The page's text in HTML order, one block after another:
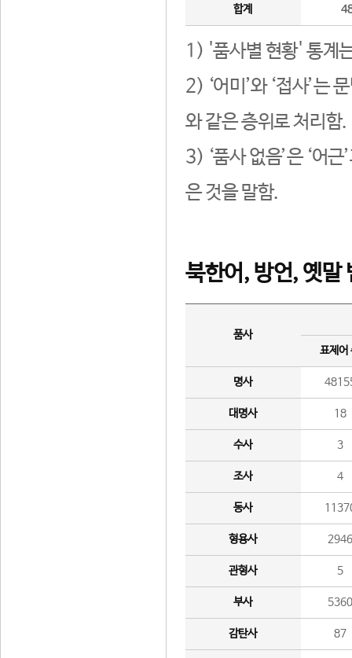
합계
1) '품사별 현황' 통계
2) ‘어미’와 ‘접사’는
와 같은 층위로 처리함.
3) ‘품사 없음’은 ‘어
은 것을 말함.
북한어, 방언, 옛말
품사
표제어
명사
대명사 18
수사 3
조사 4
동사
형용사 2946
관형사 5
부사 5360
감탄사 87